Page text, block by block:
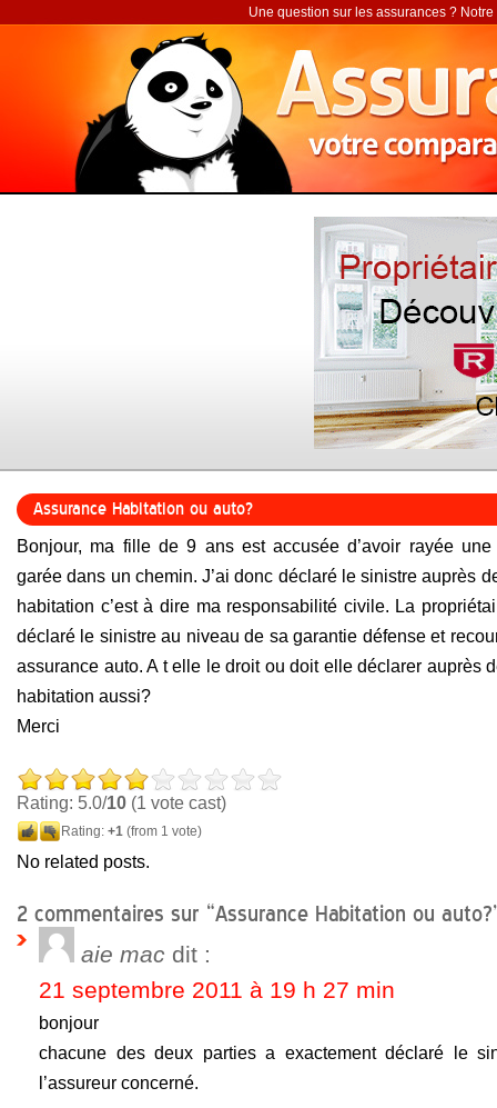
Une question sur les assurances ?
Assurance Habitation ou auto?
Bonjour, ma fille de 9 ans est accusée d’avoir rayée
garée dans un chemin. J’ai donc déclaré le sinistre auprès
habitation c’est à dire ma responsabilité civile. La
déclaré le sinistre au niveau de sa garantie défense et
assurance auto. A t elle le droit ou doit elle déclarer auprès
habitation aussi?
Merci
Rating: 5.0/10 (1 vote cast)
Rating: +1 (from 1 vote)
No related posts.
2 commentaires sur “Assurance Habitation ou
aie mac dit :
21 septembre 2011 à 19 h 27 min
bonjour
chacune des deux parties a exactement déclaré le
l’assureur concerné.